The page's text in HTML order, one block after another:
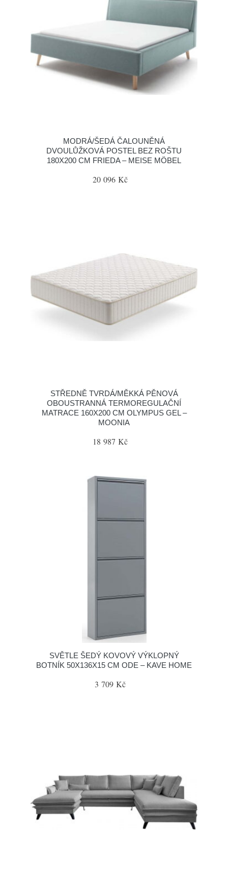
MODRÁ/ŠEDÁ ČALOUNĚNÁ
DVOULŮŽKOVÁ POSTEL BEZ ROŠTU
180X200 CM FRIEDA – MEISE MÖBEL
20 096 Kč
STŘEDNĚ TVRDÁ/MĚKKÁ PĚNOVÁ
OBOUSTRANNÁ TERMOREGULAČNÍ
MATRACE 160X200 CM OLYMPUS GEL –
MOONIA
18 987 Kč
SVĚTLE ŠEDÝ KOVOVÝ VÝKLOPNÝ
BOTNÍK 50X136X15 CM ODE – KAVE HOME
3 709 Kč